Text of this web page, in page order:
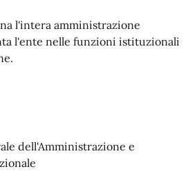
l'intera amministrazione
l'ente nelle funzioni istituzionali
dell'Amministrazione e